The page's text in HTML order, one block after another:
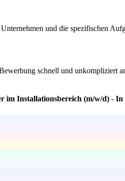
und die spezifischen
schnell und
im Installationsbereich (m/w/d) -